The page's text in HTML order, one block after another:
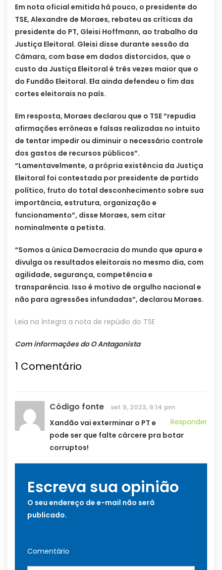
Em nota oficial emitida há pouco, o presidente do
TSE, Alexandre de Moraes, rebateu as críticas da
presidente do PT, Gleisi Hoffmann, ao trabalho da
Justiça Eleitoral. Gleisi disse durante sessão da
Câmara, com base em dados distorcidos, que o
custo da Justiça Eleitoral é três vezes maior que o
do Fundão Eleitoral. Ela ainda defendeu o fim das
cortes eleitorais no país.
Em resposta, Moraes declarou que o TSE “repudia
afirmações errôneas e falsas realizadas no intuito
de tentar impedir ou diminuir o necessário controle
dos gastos de recursos públicos”.
“Lamentavelmente, a própria existência da Justiça
Eleitoral foi contestada por presidente de partido
político, fruto do total desconhecimento sobre sua
importância, estrutura, organização e
funcionamento”, disse Moraes, sem citar
nominalmente a petista.
“Somos a única Democracia do mundo que apura e
divulga os resultados eleitorais no mesmo dia, com
agilidade, segurança, competência e
transparência. Isso é motivo de orgulho nacional e
não para agressões infundadas”, declarou Moraes.
Leia na íntegra a nota de repúdio do TSE
Com informações do O Antagonista
1 Comentário
Código fonte set 9, 2023, 9:14 pm
Responder
Xandão vai exterminar o PT e
pode ser que falte cárcere pra botar
corruptos!
Escreva sua opinião
O seu endereço de e-mail não será
publicado.
Comentário